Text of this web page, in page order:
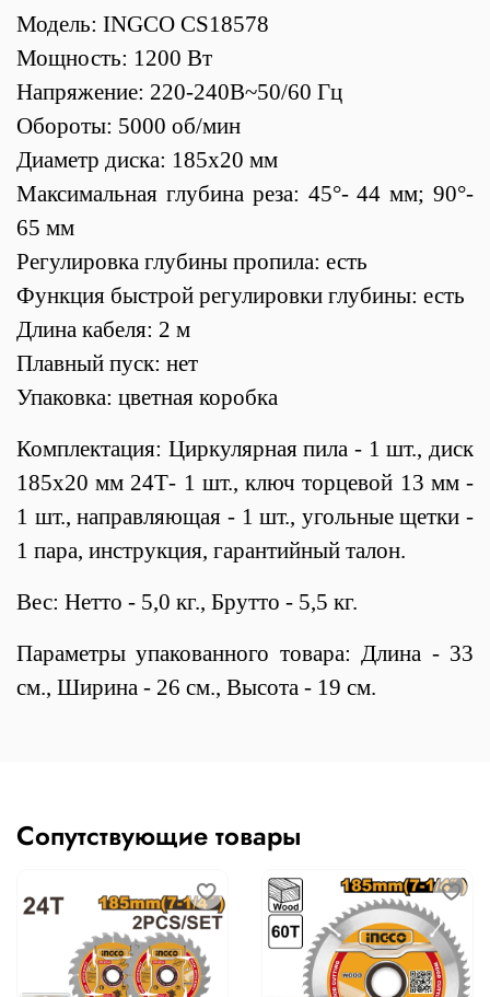
Модель: INGCO CS18578
Мощность: 1200 Вт
Напряжение: 220-240В~50/60 Гц
Обороты: 5000 об/мин
Диаметр диска: 185x20 мм
Максимальная глубина реза: 45°- 44 мм; 90°-
65 мм
Регулировка глубины пропила: есть
Функция быстрой регулировки глубины: есть
Длина кабеля: 2 м
Плавный пуск: нет
Упаковка: цветная коробка
Комплектация: Циркулярная пила - 1 шт., диск
185х20 мм 24Т- 1 шт., ключ торцевой 13 мм -
1 шт., направляющая - 1 шт., угольные щетки -
1 пара, инструкция, гарантийный талон.
Вес: Нетто - 5,0 кг., Брутто - 5,5 кг.
Параметры упакованного товара: Длина - 33
см., Ширина - 26 см., Высота - 19 см.
Сопутствующие товары